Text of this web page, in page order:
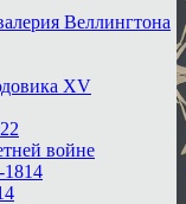
Веллингтона
XV
войне
1814